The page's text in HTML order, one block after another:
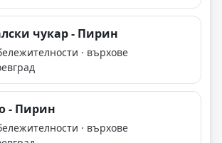
чукар - Пирин
· върхове
- Пирин
· върхове